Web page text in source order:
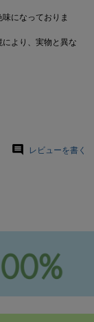
になっておりま
より、実物と異な
レビューを書く